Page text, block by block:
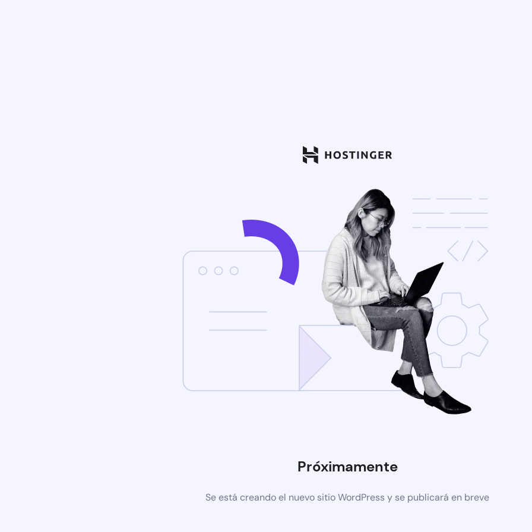
Próximamente
Se está creando el nuevo sitio WordPress y se publicará en breve